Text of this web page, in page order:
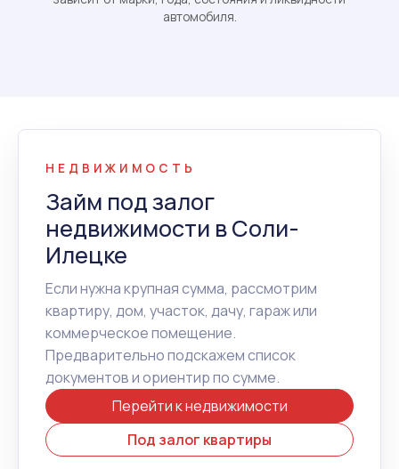
автомобиля.
НЕДВИЖИМОСТЬ
Займ под залог
недвижимости в Соли-
Илецке
Если нужна крупная сумма, рассмотрим
квартиру, дом, участок, дачу, гараж или
коммерческое помещение.
Предварительно подскажем список
документов и ориентир по сумме.
Перейти к недвижимости
Под залог квартиры